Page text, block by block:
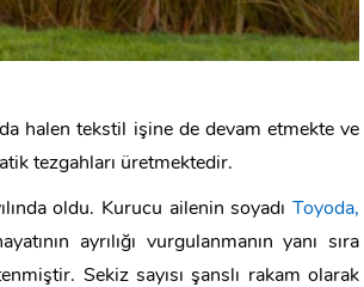
halen tekstil işine de devam etmekte ve
tezgahları üretmektedir.
oldu. Kurucu ailenin soyadı
Toyoda,
ayrılığı vurgulanmanın yanı sıra
Sekiz sayısı şanslı rakam olarak